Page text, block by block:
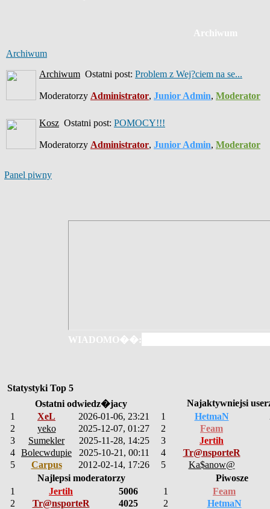
Archiwum
Archiwum
Archiwum Ostatni post: Problem z Wej?ciem na se...
Moderatorzy Administrator, Junior Admin, Moderator
Kosz Ostatni post: POMOCY!!!
Moderatorzy Administrator, Junior Admin, Moderator
Panel piwny
WIADOMO��:
Statystyki Top 5
Ostatni odwiedz�jacy
Najaktywniejsi
1
XeL
2026-01-06, 23:21
2
yeko
2025-12-07, 01:27
3
Sumekler
2025-11-28, 14:25
4
Bolecwdupie
2025-10-21, 00:11
5
Carpus 2012-02-14, 17:26
1 HetmaN
2
Feam
3
Jertih
4
Tr@nsporteR
5
Ka$anow@
Najlepsi moderatorzy
Piwosze
1
Jertih
5006
2
Tr@nsporteR
4025
1
Feam
2
HetmaN